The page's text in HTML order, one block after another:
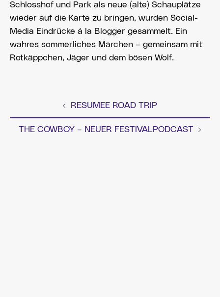
Schlosshof und Park als neue (alte) Schauplätze
wieder auf die Karte zu bringen, wurden Social-
Media Eindrücke á la Blogger gesammelt. Ein
wahres sommerliches Märchen – gemeinsam mit
Rotkäppchen, Jäger und dem bösen Wolf.
RESUMEE ROAD TRIP
THE COWBOY – NEUER FESTIVALPODCAST